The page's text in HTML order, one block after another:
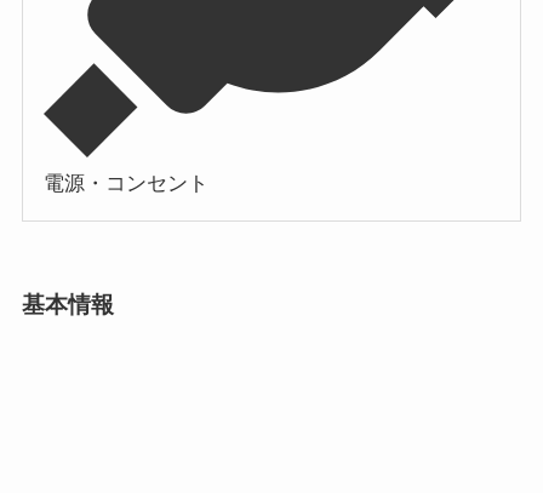
電源・コンセント
基本情報